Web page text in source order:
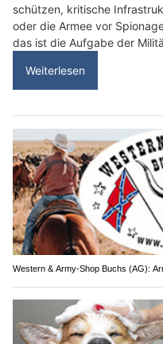
schützen, kritische
oder die Armee vor
das ist die Aufgabe der
Weiterlesen
Western & Army-Shop Buchs (AG):